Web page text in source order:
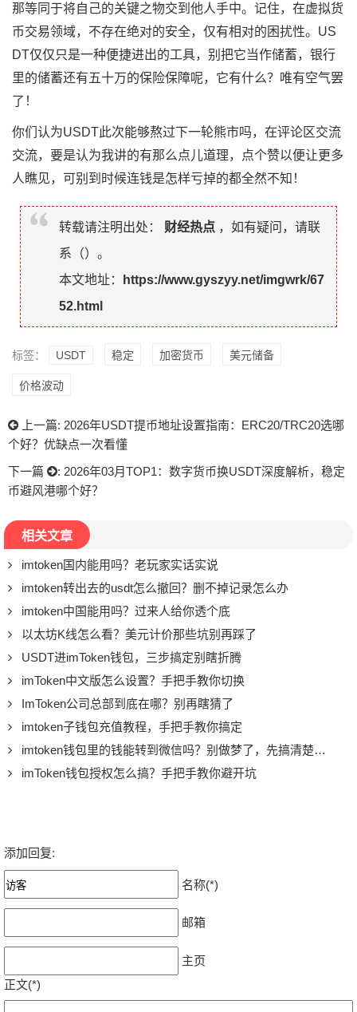
那等同于将自己的关键之物交到他人手中。记住，在虚拟货
币交易领域，不存在绝对的安全，仅有相对的困扰性。US
DT仅仅只是一种便捷进出的工具，别把它当作储蓄，银行
里的储蓄还有五十万的保险保障呢，它有什么？唯有空气罢
了！
你们认为USDT此次能够熬过下一轮熊市吗，在评论区交流
交流，要是认为我讲的有那么点儿道理，点个赞以便让更多
人瞧见，可别到时候连钱是怎样亏掉的都全然不知！
转载请注明出处： 财经热点 ，如有疑问，请联
系（）。
本文地址：
https://www.gyszyy.net/imgwrk/67
52.html
标签： USDT 稳定 加密货币 美元储备
价格波动
上一篇: 2026年USDT提币地址设置指南：ERC20/TRC20选哪
个好？优缺点一次看懂
下一篇
: 2026年03月TOP1：数字货币换USDT深度解析，稳定
币避风港哪个好？
相关文章
imtoken国内能用吗？老玩家实话实说
imtoken转出去的usdt怎么撤回？删不掉记录怎么办
imtoken中国能用吗？过来人给你透个底
以太坊K线怎么看？美元计价那些坑别再踩了
USDT进imToken钱包，三步搞定别瞎折腾
imToken中文版怎么设置？手把手教你切换
ImToken公司总部到底在哪？别再瞎猜了
imtoken子钱包充值教程，手把手教你搞定
imtoken钱包里的钱能转到微信吗？别做梦了，先搞清楚这事
imToken钱包授权怎么搞？手把手教你避开坑
添加回复:
名称(*)
邮箱
主页
正文(*)